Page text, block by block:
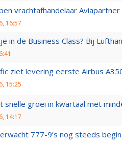
vrachtafhandelaar
16:57
in de Business Class? Bij
ziet levering eerste Airbus
15:25
snelle groei in kwartaal met
14:17
777-9’s nog steeds